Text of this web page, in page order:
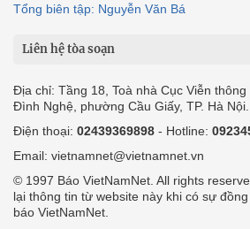
Tổng biên tập: Nguyễn Văn Bá
Liên hệ tòa soạn
Địa chỉ: Tầng 18, Toà nhà Cục Viễn
Đình Nghệ, phường Cầu Giấy, TP. Hà Nội.
Điện thoại: 02439369898 - Hotline:
Email: vietnamnet@vietnamnet.vn
© 1997 Báo VietNamNet. All rights
lại thông tin từ website này khi có sự
báo VietNamNet.